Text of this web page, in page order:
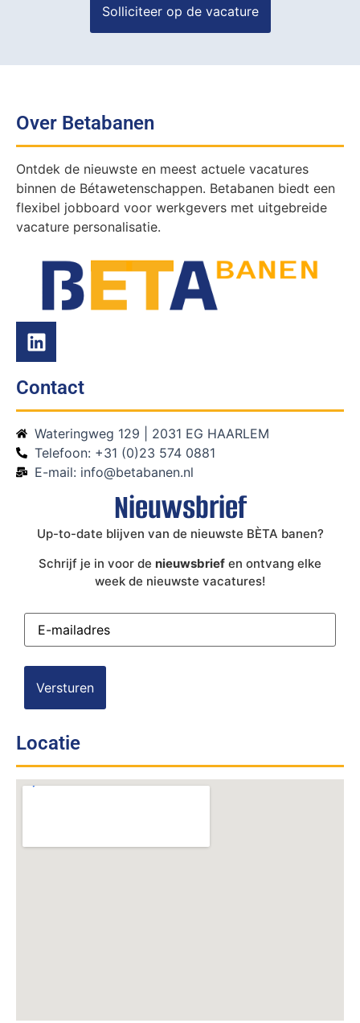
Over Betabanen
Ontdek de nieuwste en meest actuele vacatures
binnen de Bétawetenschappen. Betabanen biedt een
flexibel jobboard voor werkgevers met uitgebreide
vacature personalisatie.
Contact
Wateringweg 129 | 2031 EG HAARLEM
Telefoon: +31 (0)23 574 0881
E-mail: info@betabanen.nl
Nieuwsbrief
Up-to-date blijven van de nieuwste BÈTA banen?
Schrijf je in voor de nieuwsbrief en ontvang elke
week de nieuwste vacatures!
E-
mailadres(Vereist)
Locatie